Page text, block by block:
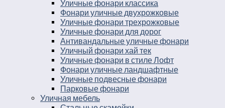
Уличные фонари классика
Фонари уличные двухрожковые
Уличные фонари трехрожковые
Уличные фонари для дорог
Антивандальные уличные фонари
Уличный фонари хай тек
Уличные фонари в стиле Лофт
Фонари уличные ландшафтные
Уличные подвесные фонари
Парковые фонари
Уличная мебель